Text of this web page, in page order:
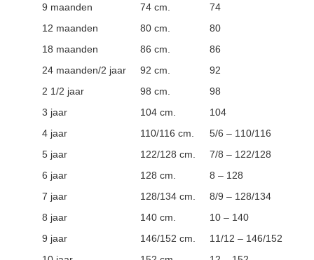
9 maanden
74 cm.
74
12 maanden
80 cm.
80
18 maanden
86 cm.
86
24 maanden/2 jaar
92 cm.
92
2 1/2 jaar
98 cm.
98
3 jaar
104 cm.
104
4 jaar
110/116 cm.
5/6 – 110/116
5 jaar
122/128 cm.
7/8 – 122/128
6 jaar
128 cm.
8 – 128
7 jaar
128/134 cm.
8/9 – 128/134
8 jaar
140 cm.
10 – 140
9 jaar
146/152 cm.
11/12 – 146/152